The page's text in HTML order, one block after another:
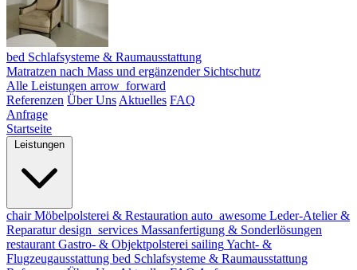
bed Schlafsysteme & Raumausstattung
Matratzen nach Mass und ergänzender Sichtschutz
Alle Leistungen arrow_forward
Referenzen Über Uns Aktuelles FAQ
Anfrage
Startseite
chairMöbelpolsterei & Restauration auto_awesome Leder-Atelier &
Reparaturdesign_services Massanfertigung & Sonderlösungen
restaurant Gastro- & Objektpolsterei sailingYacht- &
Flugzeugausstattung bed Schlafsysteme & Raumausstattung